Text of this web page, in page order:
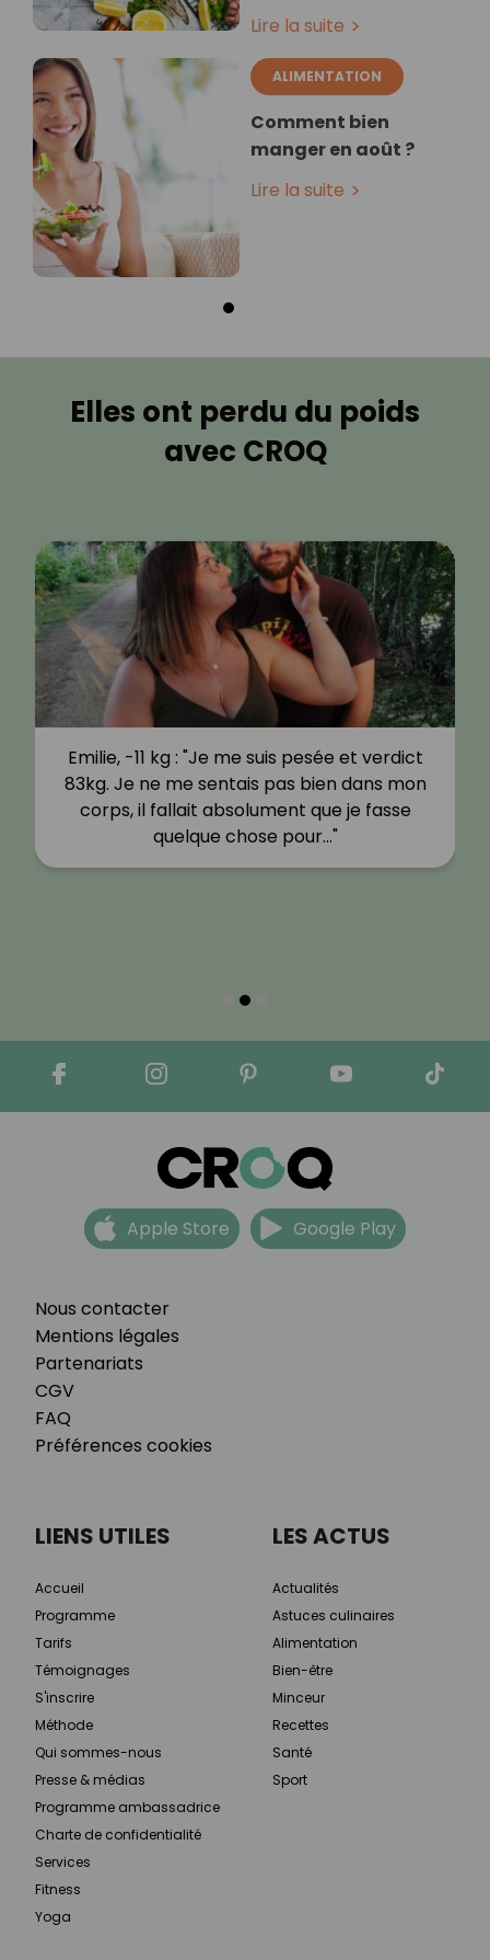
Lire la suite
ALIMENTATION
Comment bien
manger en août ?
Lire la suite
Elles ont perdu du poids
avec CROQ
Emilie, -11 kg : "Je me suis pesée et verdict
83kg. Je ne me sentais pas bien dans mon
corps, il fallait absolument que je fasse
quelque chose pour…"
Nous contacter
Mentions légales
Partenariats
CGV
FAQ
Préférences cookies
Apple Store Google Play
LIENS UTILES
Accueil
Programme
Tarifs
Témoignages
S'inscrire
Méthode
Qui sommes-nous
Presse & médias
Programme ambassadrice
Charte de confidentialité
Services
Fitness
Yoga
LES ACTUS
Actualités
Astuces culinaires
Alimentation
Bien-être
Minceur
Recettes
Santé
Sport